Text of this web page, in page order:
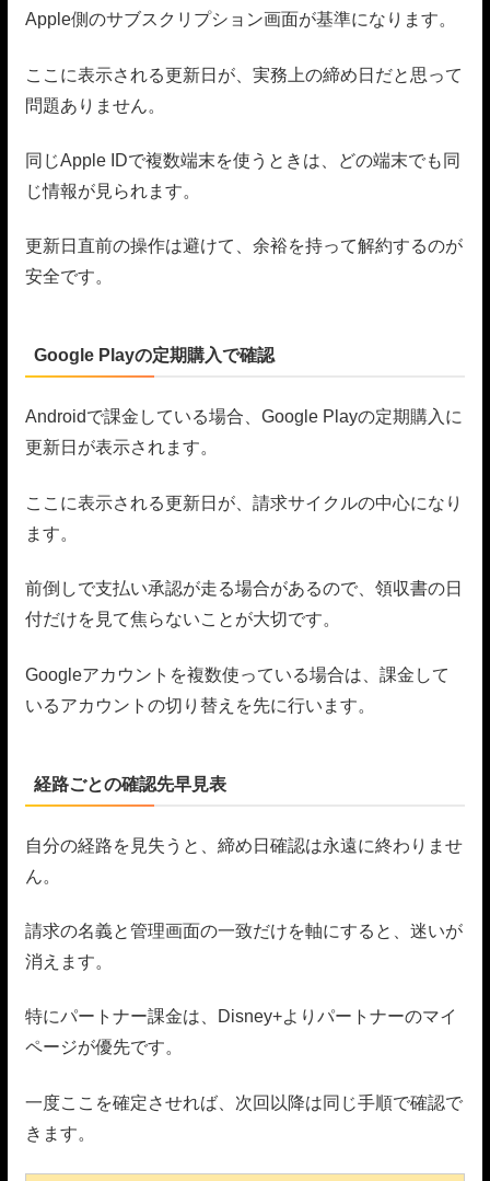
Apple側のサブスクリプション画面が基準になります。
ここに表示される更新日が、実務上の締め日だと思って
問題ありません。
同じApple IDで複数端末を使うときは、どの端末でも同
じ情報が見られます。
更新日直前の操作は避けて、余裕を持って解約するのが
安全です。
Google Playの定期購入で確認
Androidで課金している場合、Google Playの定期購入に
更新日が表示されます。
ここに表示される更新日が、請求サイクルの中心になり
ます。
前倒しで支払い承認が走る場合があるので、領収書の日
付だけを見て焦らないことが大切です。
Googleアカウントを複数使っている場合は、課金して
いるアカウントの切り替えを先に行います。
経路ごとの確認先早見表
自分の経路を見失うと、締め日確認は永遠に終わりませ
ん。
請求の名義と管理画面の一致だけを軸にすると、迷いが
消えます。
特にパートナー課金は、Disney+よりパートナーのマイ
ページが優先です。
一度ここを確定させれば、次回以降は同じ手順で確認で
きます。